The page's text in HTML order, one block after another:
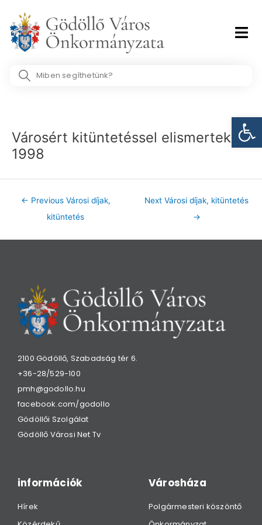
content
Search
Városért kitüntetéssel elismertek
1998
← Previous Városi díjak,
kitüntetés
Next Városi díjak, kitüntetés
→
2100 Gödöllő, Szabadság tér 6.
+36-28/529-100
pmh@godollo.hu
facebook.com/godollo
Gödöllői Szolgálat
Gödöllő Városi Net Tv
információk
Hírek
Városháza
Polgármesteri köszöntő